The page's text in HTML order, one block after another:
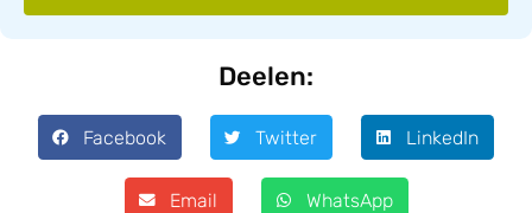
Deelen:
Facebook Twitter LinkedIn
Email WhatsApp